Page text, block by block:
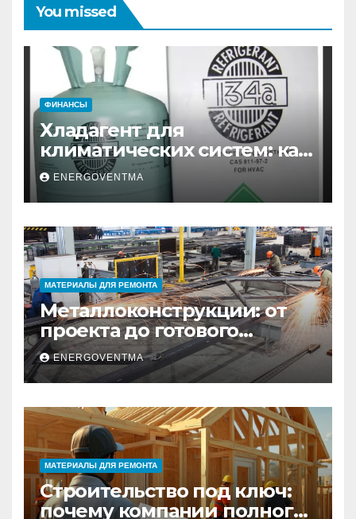
You missed
ФИНАНСЫ
Хладагент для
климатических систем: как
выбрать и купить фреон в
Санкт-Петербурге
ENERGOVENTMA
МАТЕРИАЛЫ ДЛЯ РЕМОНТА
Металлоконструкции: от
проекта до готового
изделия – полный
практический гид
ENERGOVENTMA
МАТЕРИАЛЫ ДЛЯ РЕМОНТА
Строительство под ключ:
почему компании полного